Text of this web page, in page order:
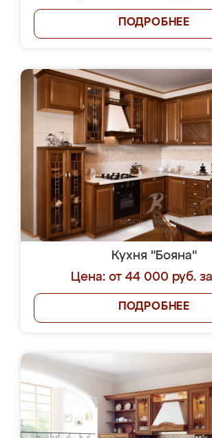
ПОДРОБНЕЕ
Кухня "Бояна"
Цена: от 44 000 руб.
ПОДРОБНЕЕ